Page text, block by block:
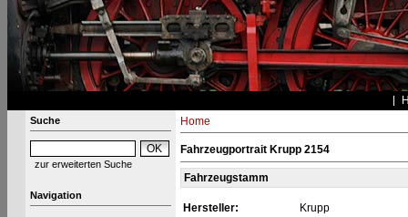
Suche
zur erweiterten Suche
Navigation
Home
Fahrzeugportrait Krupp 2154
Fahrzeugstamm
Hersteller:
Krupp